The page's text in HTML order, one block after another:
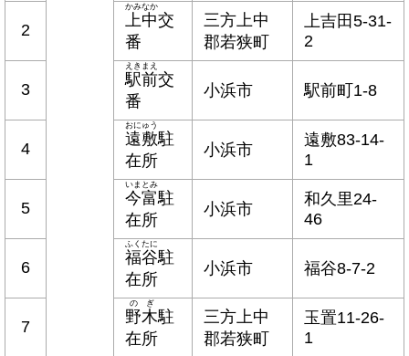
2
上中
かみなか
交
番
三方上中
郡若狭町
上吉田5-31-
2
3
駅前
えきまえ
交
番
小浜市 駅前町1-8
4
遠敷
おにゅう
駐
在所
小浜市
遠敷83-14-
1
5
今富
いまとみ
駐
在所
小浜市
和久里24-
46
6
福谷
ふくたに
駐
在所
小浜市 福谷8-7-2
7
野木
のぎ
駐
在所
三方上中
郡若狭町
玉置11-26-
1